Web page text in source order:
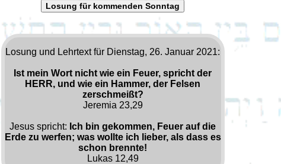
Losung für kommenden Sonntag
Losung und Lehrtext für Dienstag, 26. Januar 2021:
Ist mein Wort nicht wie ein Feuer, spricht der
HERR, und wie ein Hammer, der Felsen
zerschmeißt?
Jeremia 23,29
Jesus spricht: Ich bin gekommen, Feuer auf die
Erde zu werfen; was wollte ich lieber, als dass es
schon brennte!
Lukas 12,49